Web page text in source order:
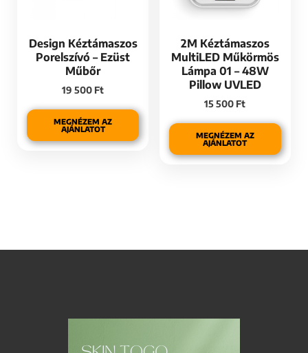
Design Kéztámaszos
Porelszívó – Ezüst
Műbőr
19 500 Ft
MEGNÉZEM AZ
AJÁNLATOT
2M Kéztámaszos
MultiLED Műkörmös
Lámpa 01 – 48W
Pillow UVLED
15 500 Ft
MEGNÉZEM AZ
AJÁNLATOT